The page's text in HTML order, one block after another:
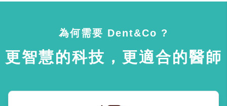
為何需要 Dent&Co ?
更智慧的科技，更適合的醫師